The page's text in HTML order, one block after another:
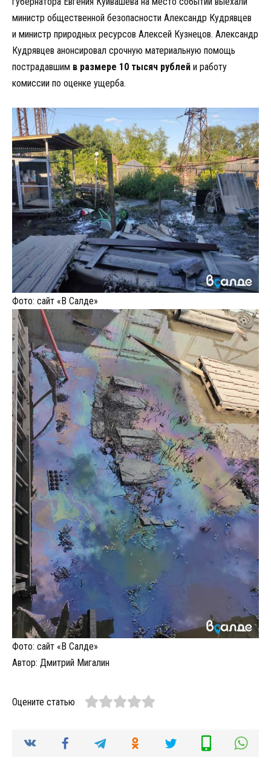
министр общественной безопасности Александр Кудрявцев
и министр природных ресурсов Алексей Кузнецов. Александр
Кудрявцев анонсировал срочную материальную помощь
пострадавшим в размере 10 тысяч рублей и работу
комиссии по оценке ущерба.
Фото: сайт «В Салде»
Фото: сайт «В Салде»
Автор: Дмитрий Мигалин
Оцените статью